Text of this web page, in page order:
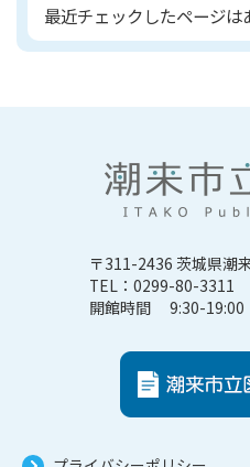
最近チェックしたページは
〒311-2436 茨城県潮
TEL：0299-80-3311
開館時間 9:30-19:00